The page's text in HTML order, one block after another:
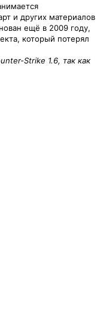
и других материалов
ещё в 2009 году,
который потерял
Strike 1.6, так как